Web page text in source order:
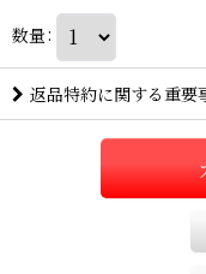
数量:
返品特約に関する重要